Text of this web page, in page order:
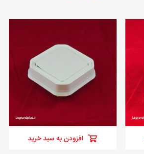
افزودن به سبد خرید